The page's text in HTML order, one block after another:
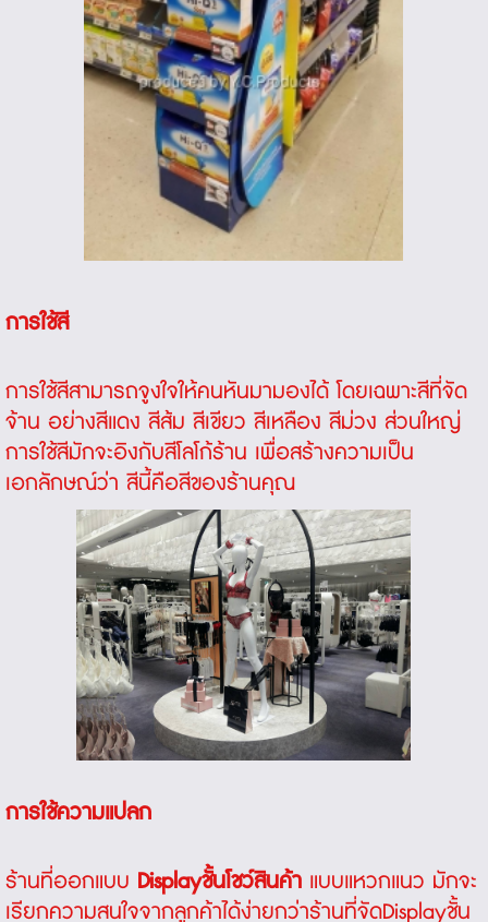
การใช้สี
การใช้สีสามารถจูงใจให้คนหันมามองได้ โดยเฉพาะสีที่จัด
จ้าน อย่างสีแดง สีส้ม สีเขียว สีเหลือง สีม่วง ส่วนใหญ่
การใช้สีมักจะอิงกับสีโลโก้ร้าน เพื่อสร้างความเป็น
เอกลักษณ์ว่า สีนี้คือสีของร้านคุณ
การใช้ความแปลก
ร้านที่ออกแบบ Displayชั้นโชว์สินค้าแบบแหวกแนว มักจะ
เรียกความสนใจจากลูกค้าได้ง่ายกว่าร้านที่จัดDisplayชั้น